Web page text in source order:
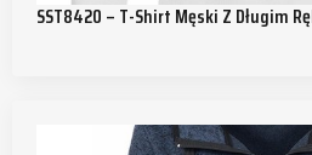
SST8420 – T-Shirt Męski Z Długim